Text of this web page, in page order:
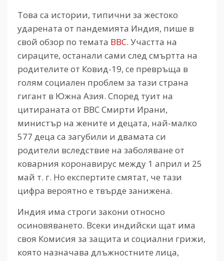
Това са истории, типични за жестоко
ударената от пандемията Индия, пише в
свой обзор по темата ВВС. Участта на
сираците, останали сами след смъртта на
родителите от Ковид-19, се превръща в
голям социален проблем за тази страна
гигант в Южна Азия. Според туит на
цитираната от ВВС Смирти Ирани,
министър на жените и децата, най-малко
577 деца са загубили и двамата си
родители вследствие на заболяване от
коварния коронавирус между 1 април и 25
май т. г. Но експертите смятат, че тази
цифра вероятно е твърде занижена.
Индия има строги закони относно
осиновяването. Всеки индийски щат има
своя Комисия за защита и социални грижи,
която назначава длъжностните лица,